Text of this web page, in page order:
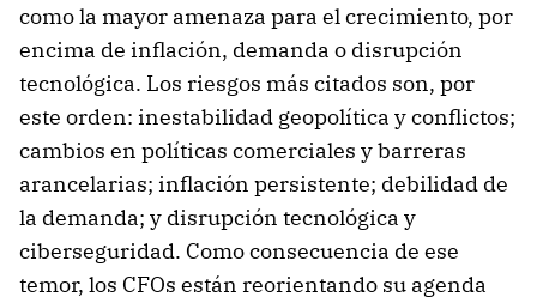
como la mayor amenaza para el crecimiento, por
encima de inflación, demanda o disrupción
tecnológica. Los riesgos más citados son, por
este orden: inestabilidad geopolítica y conflictos;
cambios en políticas comerciales y barreras
arancelarias; inflación persistente; debilidad de
la demanda; y disrupción tecnológica y
ciberseguridad. Como consecuencia de ese
temor, los CFOs están reorientando su agenda